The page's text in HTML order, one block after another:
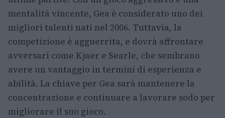
mentalità vincente, Gea è considerato uno dei
migliori talenti nati nel 2006. Tuttavia, la
competizione è agguerrita, e dovrà affrontare
avversari come Kjaer e Searle, che sembrano
avere un vantaggio in termini di esperienza e
abilità. La chiave per Gea sarà mantenere la
concentrazione e continuare a lavorare sodo per
migliorare il suo gioco.